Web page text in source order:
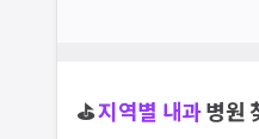
⛳지역별 내과병원